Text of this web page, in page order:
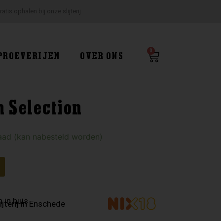
OVER ONS
0
Winkelwagen
Selection
(kan nabesteld worden)
in huisin Enschede